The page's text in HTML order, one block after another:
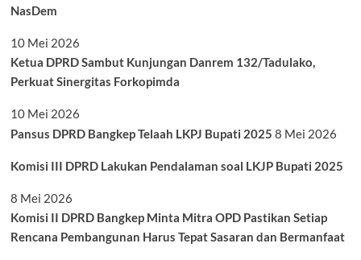
NasDem
10 Mei 2026
Ketua DPRD Sambut Kunjungan Danrem 132/Tadulako,
Perkuat Sinergitas Forkopimda
10 Mei 2026
Pansus DPRD Bangkep Telaah LKPJ Bupati 2025 8 Mei 2026
Komisi III DPRD Lakukan Pendalaman soal LKJP Bupati 2025
8 Mei 2026
Komisi II DPRD Bangkep Minta Mitra OPD Pastikan Setiap
Rencana Pembangunan Harus Tepat Sasaran dan Bermanfaat